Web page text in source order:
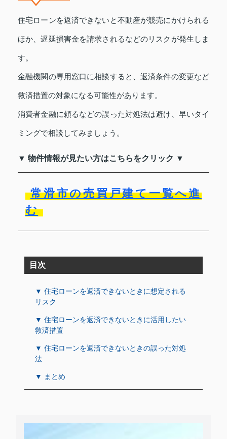
住宅ローンを返済できないと不動産が競売にかけられる
ほか、遅延損害金を請求されるなどのリスクが発生しま
す。
金融機関の専用窓口に相談すると、返済条件の変更など
救済措置の対象になる可能性があります。
消費者金融に頼るなどの誤った対処法は避け、早いタイ
ミングで相談してみましょう。
▼ 物件情報が見たい方はこちらをクリック ▼
常滑市の売買戸建て一覧へ進
む
目次
▼ 住宅ローンを返済できないときに想定される
リスク
▼ 住宅ローンを返済できないときに活用したい
救済措置
▼ 住宅ローンを返済できないときの誤った対処
法
▼ まとめ